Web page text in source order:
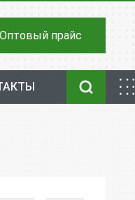
Оптовый прайс